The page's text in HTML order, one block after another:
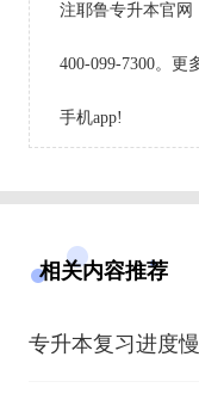
注耶鲁专升本官网
400-099-7300。
手机app!
相关内容推荐
专升本复习进度